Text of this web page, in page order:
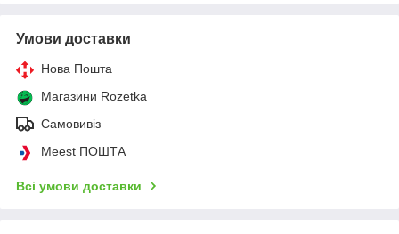
Умови доставки
Нова Пошта
Магазини Rozetka
Самовивіз
Meest ПОШТА
Всі умови доставки